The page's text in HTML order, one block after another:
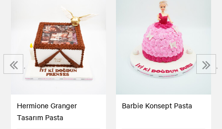
Hermione Granger
Tasarım Pasta
Barbie Konsept Pasta
‹ ›